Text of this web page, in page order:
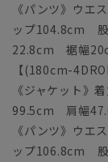
《パンツ》ウ
ップ104.8cm
22.8cm 裾幅
【(180cm-
《ジャケット
99.5cm 肩幅
《パンツ》ウ
ップ106.8cm